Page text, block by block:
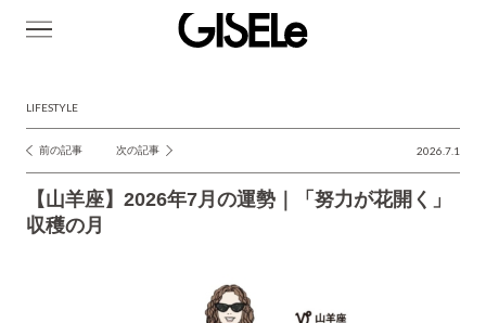
LIFESTYLE
投
稿
ナ
前の記事 次の記事 2026.7.1
【山羊座】2026年7月の運勢｜「努力が花開く」
収穫の月